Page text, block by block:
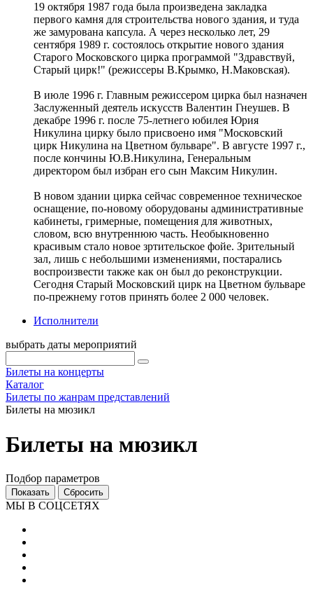
19 октября 1987 года была произведена закладка
первого камня для строительства нового здания, и туда
же замурована капсула. А через несколько лет, 29
сентября 1989 г. состоялось открытие нового здания
Старого Московского цирка программой "Здравствуй,
Старый цирк!" (режиссеры В.Крымко, Н.Маковская).
В июле 1996 г. Главным режиссером цирка был назначен
Заслуженный деятель искусств Валентин Гнеушев. В
декабре 1996 г. после 75-летнего юбилея Юрия
Никулина цирку было присвоено имя "Московский
цирк Никулина на Цветном бульваре". В августе 1997 г.,
после кончины Ю.В.Никулина, Генеральным
директором был избран его сын Максим Никулин.
В новом здании цирка сейчас современное техническое
оснащение, по-новому оборудованы административные
кабинеты, гримерные, помещения для животных,
словом, всю внутреннюю часть. Необыкновенно
красивым стало новое зртительское фойе. Зрительный
зал, лишь с небольшими изменениями, постарались
воспроизвести также как он был до реконструкции.
Сегодня Старый Московский цирк на Цветном бульваре
по-прежнему готов принять более 2 000 человек.
Исполнители
выбрать даты мероприятий
Билеты на концерты
Каталог
Билеты по жанрам представлений
Билеты на мюзикл
Билеты на мюзикл
Подбор параметров
МЫ В СОЦСЕТЯХ